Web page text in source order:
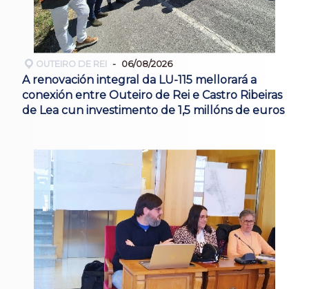
OUTEIRO DE REI 06/08/2026
A renovación integral da LU-115 mellorará a
conexión entre Outeiro de Rei e Castro Ribeiras
de Lea cun investimento de 1,5 millóns de euros